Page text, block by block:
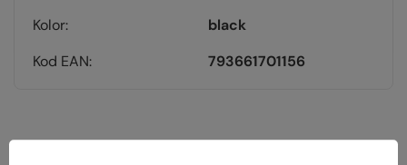
Kolor
black
Kod EAN
793661701156